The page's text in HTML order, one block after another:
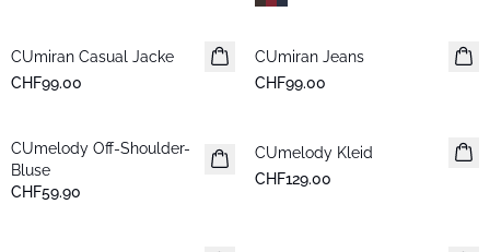
Neuheiten
CUmiran Casual Jacke
CHF99.00
Neuheiten
CUmiran Jeans
CHF99.00
Neuheiten
CUmelody Off-Shoulder-
Bluse
CHF59.90
Neuheiten
CUmelody Kleid
CHF129.00